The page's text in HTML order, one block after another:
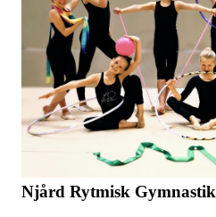
Njård Rytmisk